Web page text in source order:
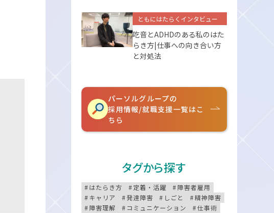
ともにはたらくインタビュー
吃音とADHDのある私のはた
らき方|仕事への向き合い方
と対処法
パーソルグループの
採用情報/就職支援一覧はこ
ちら
タグから探す
はたらき方 定着・活躍
障害者雇用
キャリア
発達障害 しごと
精神障害
障害理解
コミュニケーション
仕事術